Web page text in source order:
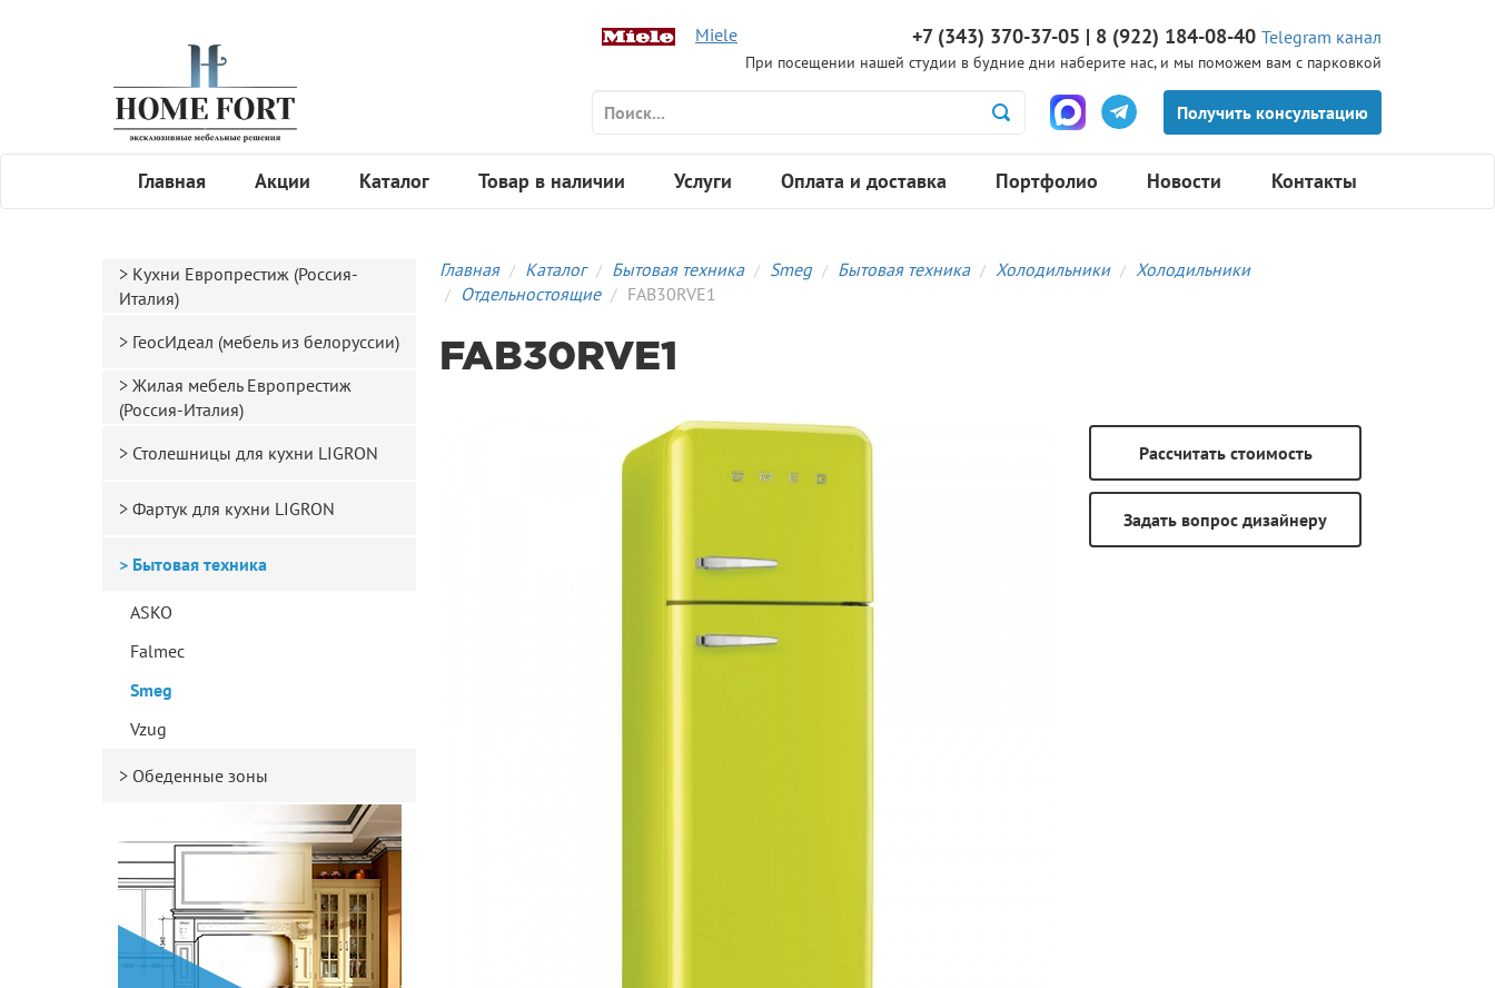
Miele +7 (343) 370-37-05 | 8 (922) 184-08-40 Telegram канал
При посещении нашей студии в будние дни наберите нас, и мы поможем вам с парковкой
Главная Акции Каталог Товар в наличии Услуги Оплата и доставка Портфолио Новости Контакты
Главная Каталог Бытовая техника Smeg Бытовая техника Холодильники
Холодильники
Отдельностоящие
FAB30RVE1
Кухни Европрестиж (Россия-
Италия)
ГеосИдеал (мебель из белоруссии)
Жилая мебель Европрестиж
(Россия-Италия)
Столешницы для кухни LIGRON
Фартук для кухни LIGRON
Бытовая техника
ASKO
Falmec
Smeg
Vzug
Обеденные зоны
FAB30RVE1